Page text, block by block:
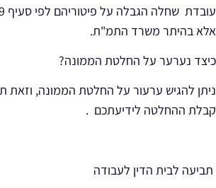
אלא בהיתר משרד התמ"ת.
כיצד נערער על החלטת הממונה?
קבלת ההחלטה לידיעתכם .
תביעה לבית הדין לעבודה